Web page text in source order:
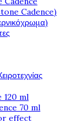
Cadence)
120 ml
70 ml
effect